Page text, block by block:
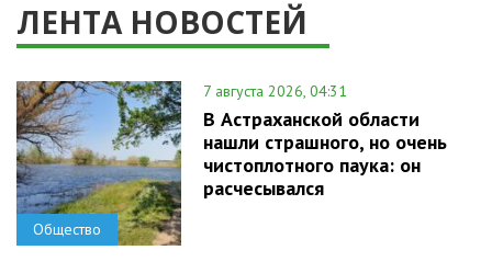
ЛЕНТА НОВОСТЕЙ
Общество
7 августа 2026, 04:31
В Астраханской области
нашли страшного, но очень
чистоплотного паука: он
расчесывался